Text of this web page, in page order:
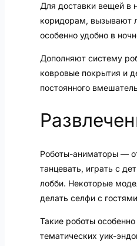
Для доставки вещей в
коридорам, вызывают
особенно удобно в
Дополняют систему
ковровые покрытия и
постоянного
Роботы-аниматоры —
танцевать, играть с
лобби. Некоторые
делать селфи с
Такие роботы
тематических уик-